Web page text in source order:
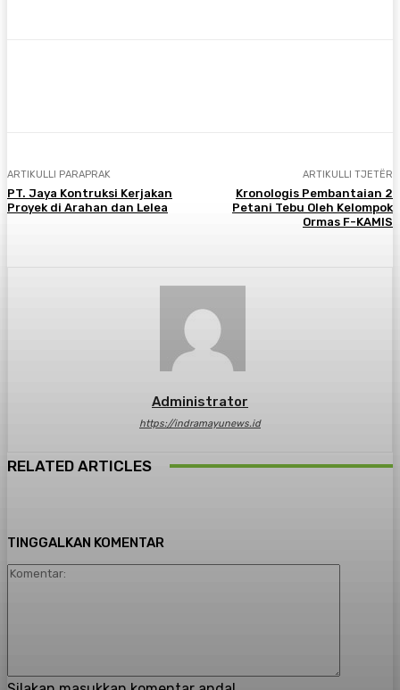
ARTIKULLI PARAPRAK
PT. Jaya Kontruksi Kerjakan
Proyek di Arahan dan Lelea
ARTIKULLI TJETËR
Kronologis Pembantaian 2
Petani Tebu Oleh Kelompok
Ormas F-KAMIS
Administrator
https://indramayunews.id
RELATED ARTICLES
TINGGALKAN KOMENTAR